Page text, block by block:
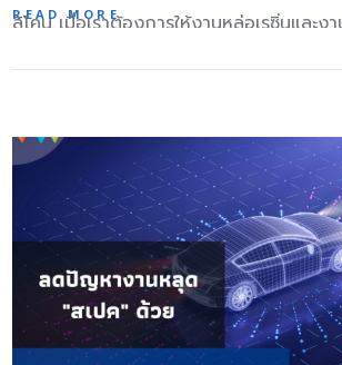
Supplier ที่จะวนไปรับแต่ละแห่งควรอยู่ใกล้กั
ขนส่งวุ่นวายขึ้นพอสมควร
โพลีเมอร์ TPE เป็นวัสดุโพลีเมอร์ที่มีโครงส
ช่วงความแข็ง TPU แสดงความยืดหยุ่นที่ดี
ง่ายที่จะเปลี่ยนรูป 6.ความแตกต่างของการ
รู้สึกมือที่หยาบกร้านและทนต่อแรงเสียดทา
ผลิตภัณฑ์ TPE มีความรู้สึกที่ละเอียดอ่อนแ
คุณสมบัติแรงเสียดทานที่อ่อนแอกว่า…
ลิโคน เมื่อเราต้องการให้งานหล่อเรซิ่นและ
แต่ละคน แต่เราก็มีวิธีหล่อซิลิโคนแบบง่ายๆ
ต้นแบบที่ใครก็ทำได้มาแนะนำกัน ขั้นตอนก
การจัดเตรียมน้ำยางซิลิโคลนเพื่อที่จะนำม
ซิลิโคน โดยใช้ น้ำยางซิลิโคนแบบสองส่วน โ
โคน สองตัว Part A และ Part B จากการ
โคลนเรียบร้อยแล้ว นำภาชนะที่จะทำการ
READ MORE